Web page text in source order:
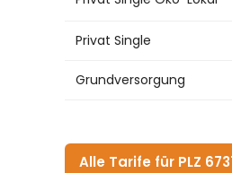
Privat Single
Grundversorgung
Alle Tarife für PLZ